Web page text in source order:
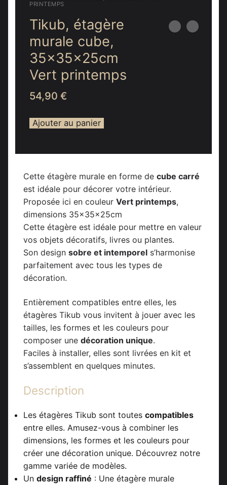
PRINTEMPS
Tikub, étagère
murale cube,
35x35x25cm
Vert printemps
54,90 €
Ajouter au panier
Cette étagère murale en forme de cube carré
est idéale pour décorer votre intérieur.
Proposée ici en couleur Vert printemps,
dimensions 35x35x25cm
Cette étagère est idéale pour mettre en valeur
vos objets décoratifs, livres ou plantes.
Son design sobre et intemporel s’harmonise
parfaitement avec tous les types de
décoration.
Entièrement compatibles entre elles, les
étagères Tikub vous invitent à jouer avec les
tailles, les formes et les couleurs pour
composer une décoration unique.
Faciles à installer, elles sont livrées en kit et
s’assemblent en quelques minutes.
Description
Les étagères Tikub sont toutes compatibles
entre elles. Amusez-vous à combiner les
dimensions, les formes et les couleurs pour
créer une décoration unique. Découvrez notre
gamme variée de modèles.
Un design raffiné : Une étagère murale